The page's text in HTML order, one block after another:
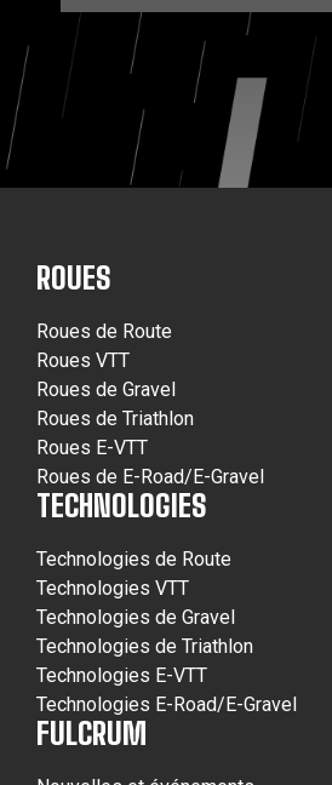
ROUES
Roues de Route
Roues VTT
Roues de Gravel
Roues de Triathlon
Roues E-VTT
Roues de E-Road/E-Gravel
TECHNOLOGIES
Technologies de Route
Technologies VTT
Technologies de Gravel
Technologies de Triathlon
Technologies E-VTT
Technologies E-Road/E-Gravel
FULCRUM